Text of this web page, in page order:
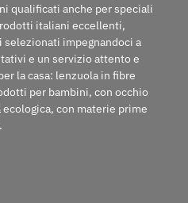
qualificati anche per speciali
italiani eccellenti,
impegnandoci a
e un servizio attento e
la casa: lenzuola in fibre
per bambini, con occhio
con materie prime